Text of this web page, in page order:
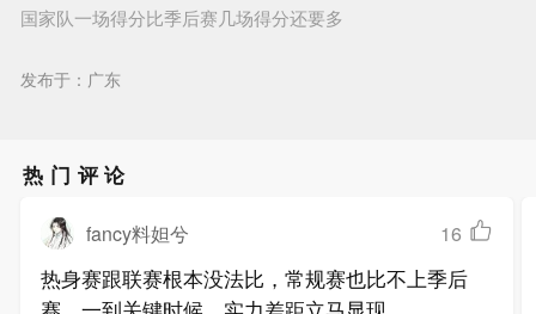
国家队一场得分比季后赛几场得分还要多
发布于：广东
热门评论
fancy料妲兮 16
热身赛跟联赛根本没法比，常规赛也比不上季后
赛，一到关键时候，实力差距立马显现